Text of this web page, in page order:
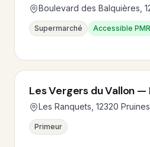
Boulevard des Balquières,
Supermarché Accessible PMR
Les Vergers du Vallon —
Les Ranquets, 12320 Pruines
Primeur